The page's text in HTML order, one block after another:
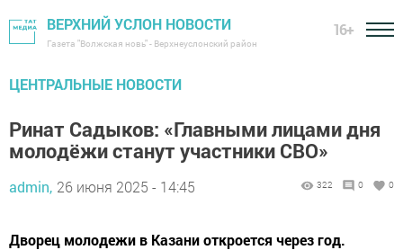
ВЕРХНИЙ УСЛОН НОВОСТИ
Газета "Волжская новь" - Верхнеуслонский район
16+
ЦЕНТРАЛЬНЫЕ НОВОСТИ
Ринат Садыков: «Главными лицами дня
молодёжи станут участники СВО»
admin, 26 июня 2025 - 14:45 322 0 0
Дворец молодежи в Казани откроется через год.